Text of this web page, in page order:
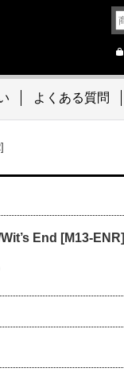
よくある質問
End [M13-ENR]